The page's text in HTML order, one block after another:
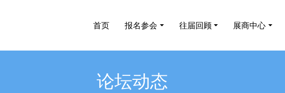
首页 报名参会 往届回顾 展商中心
论坛动态